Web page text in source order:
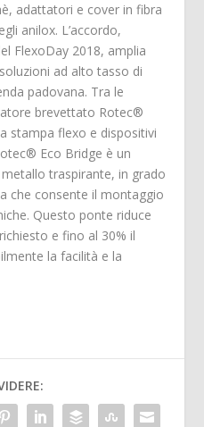
adattatori e cover in fibra
anilox. L’accordo,
FlexoDay 2018, amplia
ad alto tasso di
padovana. Tra le
brevettato Rotec®
stampa flexo e dispositivi
Eco Bridge è un
traspirante, in grado
che consente il montaggio
Questo ponte riduce
e fino al 30% il
la facilità e la